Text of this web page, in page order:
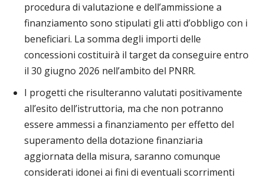
procedura di valutazione e dell’ammissione a
finanziamento sono stipulati gli atti d’obbligo con i
beneficiari. La somma degli importi delle
concessioni costituirà il target da conseguire entro
il 30 giugno 2026 nell’ambito del PNRR.
I progetti che risulteranno valutati positivamente
all’esito dell’istruttoria, ma che non potranno
essere ammessi a finanziamento per effetto del
superamento della dotazione finanziaria
aggiornata della misura, saranno comunque
considerati idonei ai fini di eventuali scorrimenti